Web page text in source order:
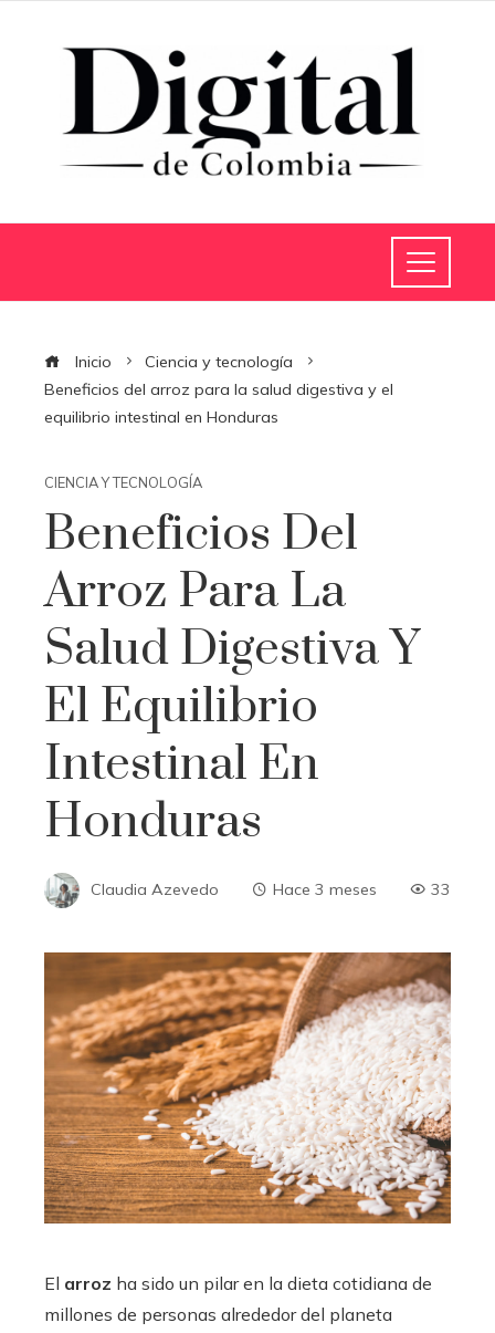
Inicio
Ciencia y tecnología
Beneficios del arroz para la salud digestiva y el
equilibrio intestinal en Honduras
CIENCIA Y TECNOLOGÍA
Beneficios Del
Arroz Para La
Salud Digestiva Y
El Equilibrio
Intestinal En
Honduras
Claudia Azevedo Hace 3 meses 33
El arroz ha sido un pilar en la dieta cotidiana de
millones de personas alrededor del planeta